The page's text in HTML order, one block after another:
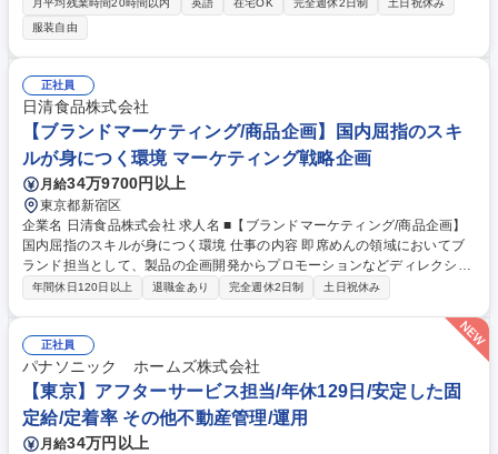
増員募集になります！ 【業務詳細】 ・見積書や納品書などの各種営業書
類の作成等 ・売上管理 ・商材の発注や仕入れ ・輸出入書類対応等 ※業務
内容の変更の範囲：当社業務全般 募集職種 【貿易実務・営業アシスタン
ト】防衛、衛星、半導体、電子部品の専門商社
月平均残業時間20時間以内 英語 在宅OK 完全週休2日制
土日祝休み
服装自由
正社員
日清食品株式会社
【ブランドマーケティング/商品企画】国内屈指のスキ
ルが身につく環境 マーケティング戦略企画
月給34万9700円以上
東京都新宿区
企業名 日清食品株式会社 求人名 ■【ブランドマーケティング/商品企画】
国内屈指のスキルが身につく環境 仕事の内容 即席めんの領域においてブ
ランド担当として、製品の企画開発からプロモーションなどディレクショ
ンを行います。経営層との距離も近く、自分がやりたい企画は毎週の定例
プをしていきます。理論やデータに基づいたロジカルな考えと、それをユ
ニークにアウトプットするクリエイティブ力の両方が求められる、マーケ
ターとして非常に成長できる環境です。 【具体的には】■ブランド･商品
戦略の企画立案 ■市場動向・商品動向の分析及び市場調査 ■ブランド・商
品別の販売促進 ■広告宣伝の企画立案 ■ブランド･商品別の売上利益計画の
立案と予算実績管理など 募集職種 ■【ブランドマーケティング/商品企
画】国内屈指のスキルが身につく環境
年間休日120日以上 退職金あり 完全週休2日制 土日祝休み
正社員
パナソニック ホームズ株式会社
【東京】アフターサービス担当/年休129日/安定した固
定給/定着率 その他不動産管理/運用
月給34万円以上